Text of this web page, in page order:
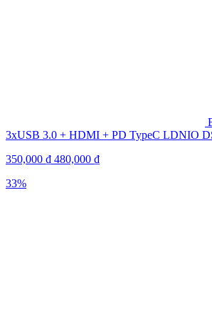
3xUSB 3.0 + HDMI + PD TypeC LDNIO
350,000 ₫ 480,000 ₫
33%